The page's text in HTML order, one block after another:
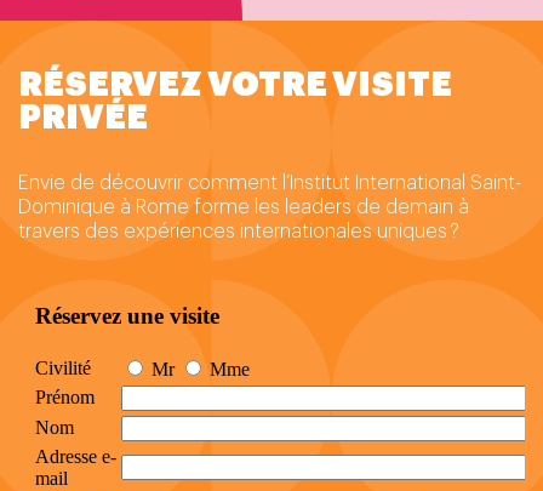
RÉSERVEZ VOTRE VISITE
PRIVÉE
Envie de découvrir comment l’Institut International Saint-
Dominique à Rome forme les leaders de demain à
travers des expériences internationales uniques ?